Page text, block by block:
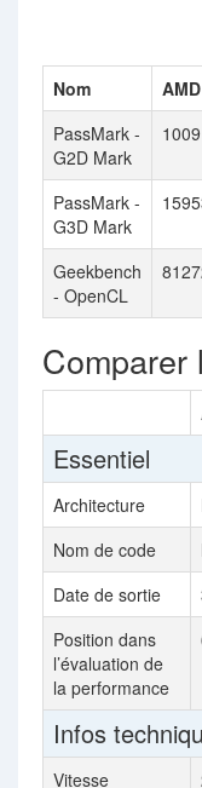
Nom
PassMark -
G2D Mark
1009
PassMark -
G3D Mark
Geekbench
- OpenCL
Comparer
Essentiel
Architecture
Nom de code
Date de sortie
Position dans
l’évaluation de
la performance
Infos
Vitesse